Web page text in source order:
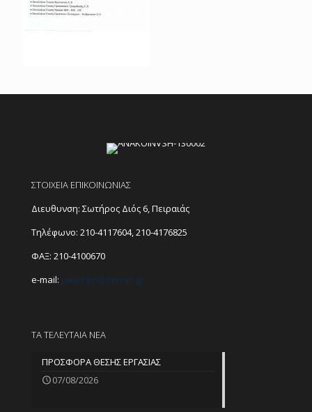
ΣΤΟΙΧΕΙΑ ΕΠΙΚΟΙΝΩΝΙΑΣ
Διευθυνση: Σωτήρος Διός 6, Πειραιάς
Τηλέφωνο: 210-4117604,210-4176825
ΦΑΞ: 210-4100670
e-mail: peathen@otenet.gr
ΤΑ ΤΕΛΕΥΤΑΙΑ ΝΕΑ
ΠΡΟΣΦΟΡΑ ΘΕΣΗΣ ΕΡΓΑΣΙΑΣ
07/08/2026